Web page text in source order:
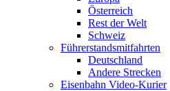
Österreich
Rest der Welt
Schweiz
Führerstandsmitfahrten
Deutschland
Andere Strecken
Eisenbahn Video-Kurier